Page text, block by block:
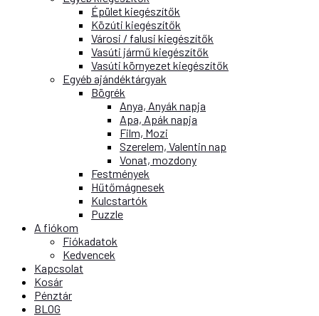
Épület kiegészítők
Közúti kiegészítők
Városi / falusi kiegészítők
Vasúti jármű kiegészítők
Vasúti környezet kiegészítők
Egyéb ajándéktárgyak
Bögrék
Anya, Anyák napja
Apa, Apák napja
Film, Mozi
Szerelem, Valentin nap
Vonat, mozdony
Festmények
Hűtőmágnesek
Kulcstartók
Puzzle
A fiókom
Fiókadatok
Kedvencek
Kapcsolat
Kosár
Pénztár
BLOG